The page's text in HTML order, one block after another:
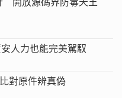
人力也能完美駕馭
對原件辨真偽